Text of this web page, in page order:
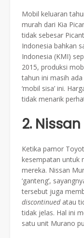
Mobil keluaran
murah dari Kia
tidak sebesar
Indonesia bahkan
Indonesia (KMI)
2015, produksi
tahun ini masih
‘mobil sisa’ ini.
tidak menarik
2.
Ketika pamor
kesempatan untuk
mereka. Nissan
‘ganteng’,
tersebut juga
discontinuedatau
tidak jelas. Hal ini
satu unit Murano